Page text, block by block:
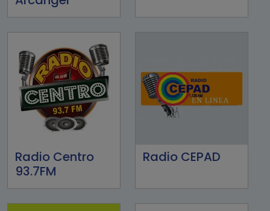
Radio Centro
93.7FM
Radio CEPAD